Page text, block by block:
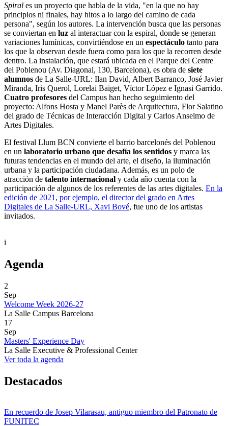
Spiral es un proyecto que habla de la vida, "en la que no hay
principios ni finales, hay hitos a lo largo del camino de cada
persona", según los autores. La intervención busca que las personas
se conviertan en luz al interactuar con la espiral, donde se generan
variaciones lumínicas, convirtiéndose en un espectáculo tanto para
los que la observan desde fuera como para los que la recorren desde
dentro. La instalación, que estará ubicada en el Parque del Centre
del Poblenou (Av. Diagonal, 130, Barcelona), es obra de siete
alumnos de La Salle-URL: Ilan David, Albert Barranco, José Javier
Miranda, Iris Querol, Lorelai Baiget, Víctor López e Ignasi Garrido.
Cuatro profesores del Campus han hecho seguimiento del
proyecto: Alfons Hosta y Manel Parès de Arquitectura, Flor Salatino
del grado de Técnicas de Interacción Digital y Carlos Anselmo de
Artes Digitales.
El festival Llum BCN convierte el barrio barcelonés del Poblenou
en un laboratorio urbano que desafía los sentidos y marca las
futuras tendencias en el mundo del arte, el diseño, la iluminación
urbana y la participación ciudadana. Además, es un polo de
atracción de talento internacional y cada año cuenta con la
participación de algunos de los referentes de las artes digitales. En la
edición de 2021, por ejemplo, el director del grado en Artes
Digitales de La Salle-URL, Xavi Bové, fue uno de los artistas
invitados.
i
Agenda
2
Sep
Welcome Week 2026-27
La Salle Campus Barcelona
17
Sep
Masters' Experience Day
La Salle Executive & Professional Center
Ver toda la agenda
Destacados
En recuerdo de Josep Vilarasau, antiguo miembro del Patronato de
FUNITEC